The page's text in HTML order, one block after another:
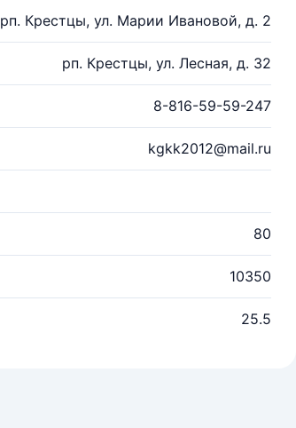
рп. Крестцы, ул. Марии Ивановой, д. 2
рп. Крестцы, ул. Лесная, д. 32
8-816-59-59-247
kgkk2012@mail.ru
80
10350
25.5